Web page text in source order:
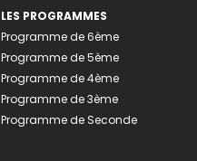
LES PROGRAMMES
Programme de 6ème
Programme de 5ème
Programme de 4ème
Programme de 3ème
Programme de Seconde